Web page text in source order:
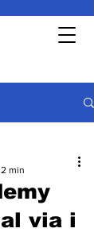
via i
min